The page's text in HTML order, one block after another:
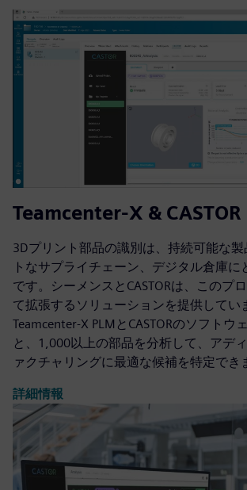
Teamcenter-X & CASTOR
3Dプリント部品の識別は、持続可能な
トなサプライチェーン、デジタル倉庫に
です。シーメンスとCASTORは、このプ
て拡張するソリューションを提供してい
Teamcenter-X PLMとCASTORのソフトウ
と、1,000以上の部品を分析して、アデ
ァクチャリングに最適な候補を特定でき
詳細情報